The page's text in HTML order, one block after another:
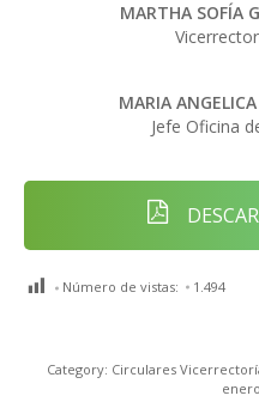
MARTHA SOFÍA
MARIA
Jefe Oficina
Número de vistas: 1.494
Category: Circulares